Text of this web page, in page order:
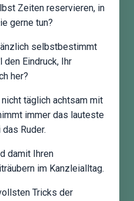
Zeiten reservieren, in
gerne tun?
selbstbestimmt
den Eindruck, Ihr
her?
täglich achtsam mit
immer das lauteste
Ruder.
damit Ihren
im Kanzleialltag.
Tricks der